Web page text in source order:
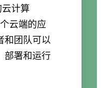
计算
云端的应
和团队可以
部署和运行